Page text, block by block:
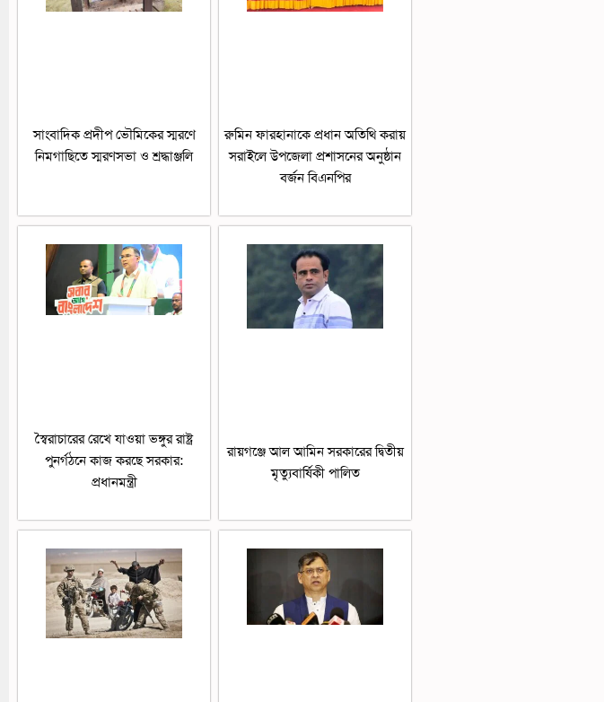
সাংবাদিক প্রদীপ ভৌমিকের স্মরণে
নিমগাছিতে স্মরণসভা ও শ্রদ্ধাঞ্জলি
রুমিন ফারহানাকে প্রধান অতিথি করায়
সরাইলে উপজেলা প্রশাসনের অনুষ্ঠান
বর্জন বিএনপির
স্বৈরাচারের রেখে যাওয়া ভঙ্গুর রাষ্ট্র
পুনর্গঠনে কাজ করছে সরকার:
প্রধানমন্ত্রী
রায়গঞ্জে আল আমিন সরকারের দ্বিতীয়
মৃত্যুবার্ষিকী পালিত